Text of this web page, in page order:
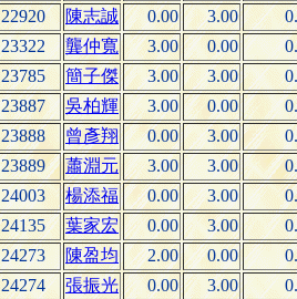
22920 陳志誠 0.00 3.00
23322 龔仲寬 3.00 0.00
23785 簡子傑 3.00 3.00
23887 吳柏輝 3.00 0.00
23888 曾彥翔 0.00 3.00
23889 蕭淵元 3.00 3.00
24003 楊添福 0.00 3.00
24135 葉家宏 0.00 3.00
24273 陳盈均 2.00 0.00
24274 張振光 0.00 3.00